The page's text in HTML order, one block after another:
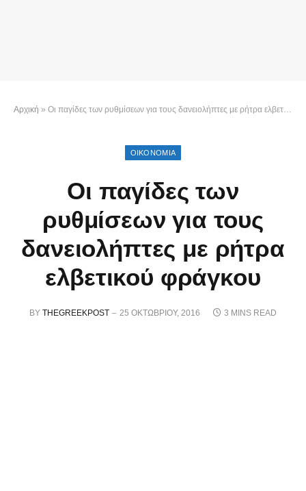
Αρχική » Οι παγίδες των ρυθμίσεων για τους δανειολήπτες με ρήτρα ελβετικού φράγκου
ΟΙΚΟΝΟΜΙΑ
Οι παγίδες των
ρυθμίσεων για τους
δανειολήπτες με ρήτρα
ελβετικού φράγκου
BY THEGREEKPOST 25 ΟΚΤΩΒΡΊΟΥ, 2016 3 MINS READ